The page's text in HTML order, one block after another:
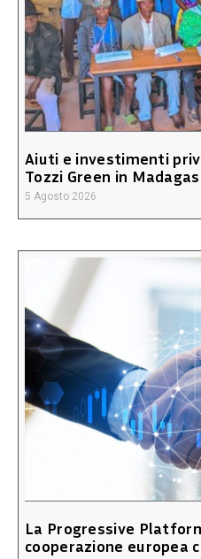
Aiuti e investimenti
Tozzi Green in
5 Agosto 2026
La Progressive
cooperazione europea